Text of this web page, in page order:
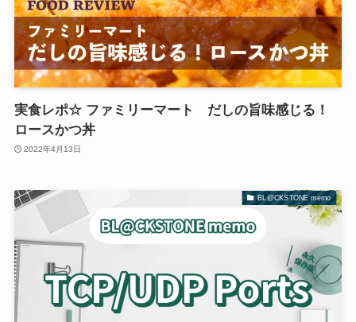
実食レポ☆ ファミリーマート だしの旨味感じる！
ロースかつ丼
2022年4月13日
BL@CKSTONE memo